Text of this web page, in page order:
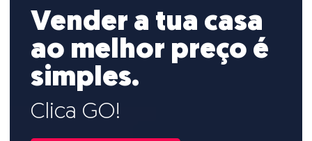
Vender a tua casa
ao melhor preço é
simples.
Clica GO!